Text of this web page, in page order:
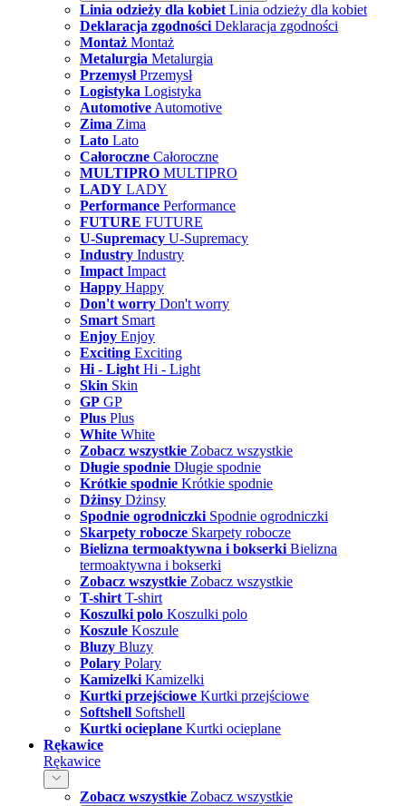
Linia odzieży dla kobiet Linia odzieży dla kobiet
Deklaracja zgodności Deklaracja zgodności
Montaż Montaż
Metalurgia Metalurgia
Przemysł Przemysł
Logistyka Logistyka
Automotive Automotive
Zima Zima
Lato Lato
Całoroczne Całoroczne
MULTIPRO MULTIPRO
LADY LADY
Performance Performance
FUTURE FUTURE
U-Supremacy U-Supremacy
Industry Industry
Impact Impact
Happy Happy
Don't worry Don't worry
Smart Smart
Enjoy Enjoy
Exciting Exciting
Hi - Light Hi - Light
Skin Skin
GP GP
Plus Plus
White White
Zobacz wszystkie Zobacz wszystkie
Długie spodnie Długie spodnie
Krótkie spodnie Krótkie spodnie
Dżinsy Dżinsy
Spodnie ogrodniczki Spodnie ogrodniczki
Skarpety robocze Skarpety robocze
Bielizna termoaktywna i bokserki Bielizna
termoaktywna i bokserki
Zobacz wszystkie Zobacz wszystkie
T-shirt T-shirt
Koszulki polo Koszulki polo
Koszule Koszule
Bluzy Bluzy
Polary Polary
Kamizelki Kamizelki
Kurtki przejściowe Kurtki przejściowe
Softshell Softshell
Kurtki ocieplane Kurtki ocieplane
Rękawice
Rękawice
Zobacz wszystkie Zobacz wszystkie